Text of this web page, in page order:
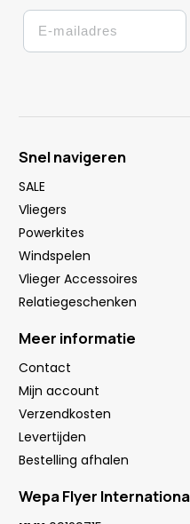
Email
Snel navigeren
SALE
Vliegers
Powerkites
Windspelen
Vlieger Accessoires
Relatiegeschenken
Meer informatie
Contact
Mijn account
Verzendkosten
Levertijden
Bestelling afhalen
Wepa Flyer